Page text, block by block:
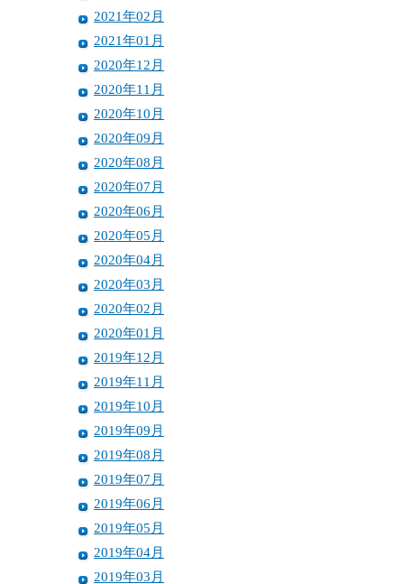
2021年02月
2021年01月
2020年12月
2020年11月
2020年10月
2020年09月
2020年08月
2020年07月
2020年06月
2020年05月
2020年04月
2020年03月
2020年02月
2020年01月
2019年12月
2019年11月
2019年10月
2019年09月
2019年08月
2019年07月
2019年06月
2019年05月
2019年04月
2019年03月